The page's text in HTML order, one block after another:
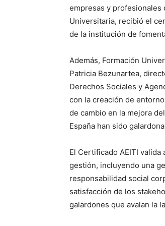
empresas y profesionales
Universitaria, recibió el
de la institución de
Además, Formación
Patricia Bezunartea,
Derechos Sociales y
con la creación de
de cambio en la mejora
España han sido
El Certificado AEITI
gestión, incluyendo una
responsabilidad social
satisfacción de los
galardones que avalan la